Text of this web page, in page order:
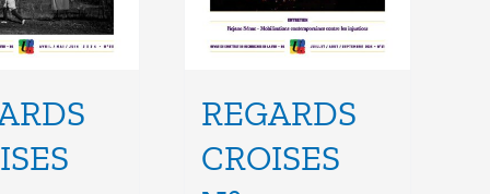
REGARDS
CROISES